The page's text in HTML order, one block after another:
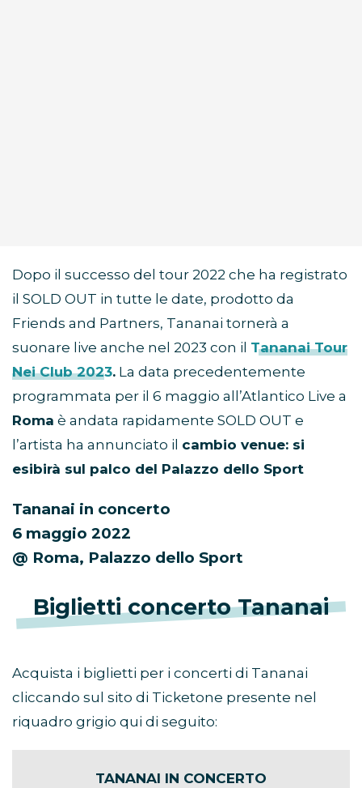
Dopo il successo del tour 2022 che ha registrato
il SOLD OUT in tutte le date, prodotto da
Friends and Partners, Tananai tornerà a
suonare live anche nel 2023 con il Tananai Tour
Nei Club 2023. La data precedentemente
programmata per il 6 maggio all’Atlantico Live a
Roma è andata rapidamente SOLD OUT e
l’artista ha annunciato il cambio venue: si
esibirà sul palco del Palazzo dello Sport
Tananai in concerto
6 maggio 2022
@ Roma, Palazzo dello Sport
Biglietti concerto Tananai
Acquista i biglietti per i concerti di Tananai
cliccando sul sito di Ticketone presente nel
riquadro grigio qui di seguito:
TANANAI IN CONCERTO